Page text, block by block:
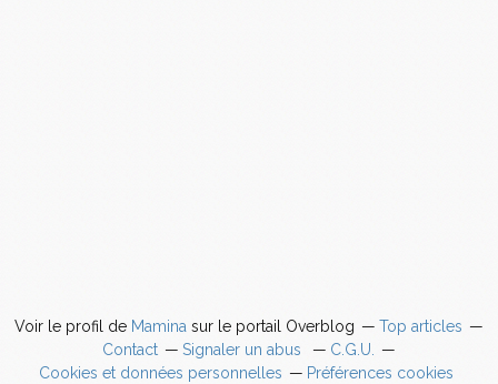
Voir le profil de Mamina sur le portail Overblog
Top articles
Contact
Signaler un abus
C.G.U.
Cookies et données personnelles
Préférences cookies